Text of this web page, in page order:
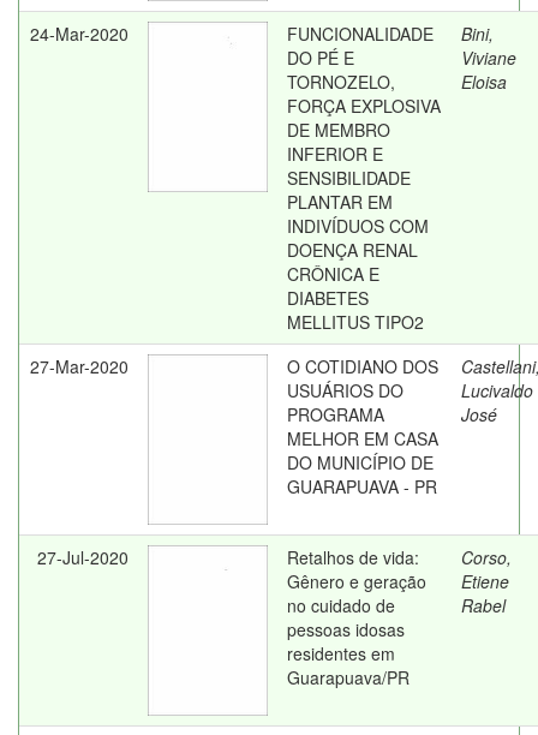
24-Mar-2020
FUNCIONALIDADE
DO PÉ E
TORNOZELO,
FORÇA EXPLOSIVA
DE MEMBRO
INFERIOR E
SENSIBILIDADE
PLANTAR EM
INDIVÍDUOS COM
DOENÇA RENAL
CRÔNICA E
DIABETES
MELLITUS TIPO2
Bini,
Viviane
Eloisa
27-Mar-2020
O COTIDIANO DOS
USUÁRIOS DO
PROGRAMA
MELHOR EM CASA
DO MUNICÍPIO DE
GUARAPUAVA - PR
Lucivaldo
José
27-Jul-2020
Retalhos de vida:
Gênero e geração
no cuidado de
pessoas idosas
residentes em
Guarapuava/PR
Corso,
Etiene
Rabel